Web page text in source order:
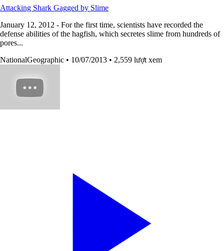
Attacking Shark Gagged by Slime
January 12, 2012 - For the first time, scientists have recorded the
defense abilities of the hagfish, which secretes slime from hundreds of
pores...
NationalGeographic • 10/07/2013 • 2,559 lượt xem